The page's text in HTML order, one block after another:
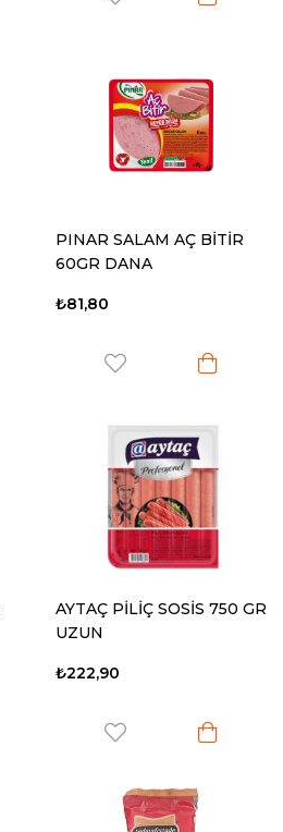
PINAR SALAM AÇ BİTİR
60GR DANA
₺81,80
AYTAÇ PİLİÇ SOSİS 750 GR
UZUN
₺222,90